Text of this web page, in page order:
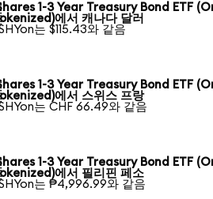
1-3 Year Treasury Bond ETF
에서 캐나다 달러
는 $115.43와 같음
1-3 Year Treasury Bond ETF
에서 스위스 프랑
는 CHF 66.49와 같음
1-3 Year Treasury Bond ETF
에서 필리핀 페소
SHYon는 ₱4,996.99와 같음